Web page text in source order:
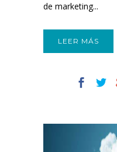
de marketing...
LEER MÁS